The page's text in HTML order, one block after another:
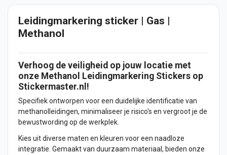
Leidingmarkering sticker | Gas |
Methanol
Verhoog de veiligheid op jouw locatie met
onze Methanol Leidingmarkering Stickers op
Stickermaster.nl!
Specifiek ontworpen voor een duidelijke identificatie van
methanolleidingen, minimaliseer je risico's en vergroot je de
bewustwording op de werkplek.
Kies uit diverse maten en kleuren voor een naadloze
integratie. Gemaakt van duurzaam materiaal, bieden onze